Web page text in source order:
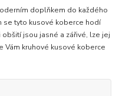
doplňkem do každého
se tyto kusové koberce hodí
jsou jasné a zářivé, lze jej
Vám kruhové kusové koberce